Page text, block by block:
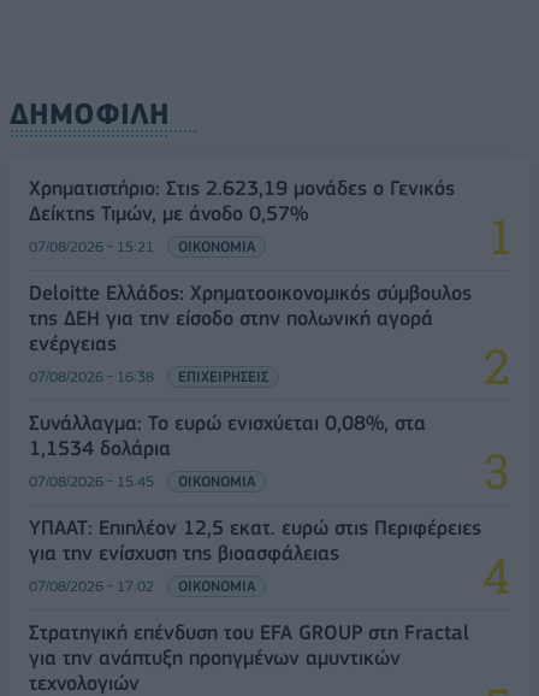
ΔΗΜΟΦΙΛΗ
Χρηματιστήριο: Στις 2.623,19 μονάδες ο Γενικός
Δείκτης Τιμών, με άνοδο 0,57%
07/08/2026 - 15:21 ΟΙΚΟΝΟΜΙΑ
Deloitte Ελλάδος: Χρηματοοικονομικός σύμβουλος
της ΔΕΗ για την είσοδο στην πολωνική αγορά
ενέργειας
07/08/2026 - 16:38 ΕΠΙΧΕΙΡΗΣΕΙΣ
Συνάλλαγμα: Το ευρώ ενισχύεται 0,08%, στα
1,1534 δολάρια
07/08/2026 - 15:45 ΟΙΚΟΝΟΜΙΑ
ΥΠΑΑΤ: Επιπλέον 12,5 εκατ. ευρώ στις Περιφέρειες
για την ενίσχυση της βιοασφάλειας
07/08/2026 - 17:02 ΟΙΚΟΝΟΜΙΑ
Στρατηγική επένδυση του EFA GROUP στη Fractal
για την ανάπτυξη προηγμένων αμυντικών
τεχνολογιών